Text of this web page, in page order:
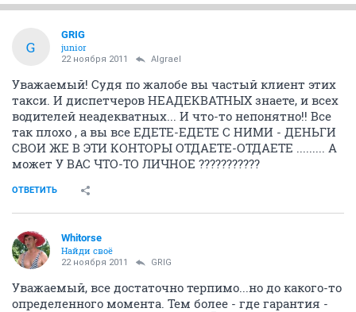
G
GRIG
junior
22 ноября 2011 Algrael
Уважаемый! Судя по жалобе вы частый клиент этих
такси. И диспетчеров НЕАДЕКВАТНЫХ знаете, и всех
водителей неадекватных... И что-то непонятно!! Все
так плохо , а вы все ЕДЕТЕ-ЕДЕТЕ С НИМИ - ДЕНЬГИ
СВОИ ЖЕ В ЭТИ КОНТОРЫ ОТДАЕТЕ-ОТДАЕТЕ ......... А
может У ВАС ЧТО-ТО ЛИЧНОЕ ???????????
ОТВЕТИТЬ
Whitorse
Найди своё
22 ноября 2011 GRIG
Уважаемый, все достаточно терпимо...но до какого-то
определенного момента. Тем более - где гарантия -